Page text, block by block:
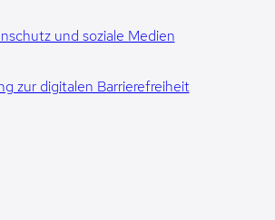
und soziale Medien
zur digitalen Barrierefreiheit